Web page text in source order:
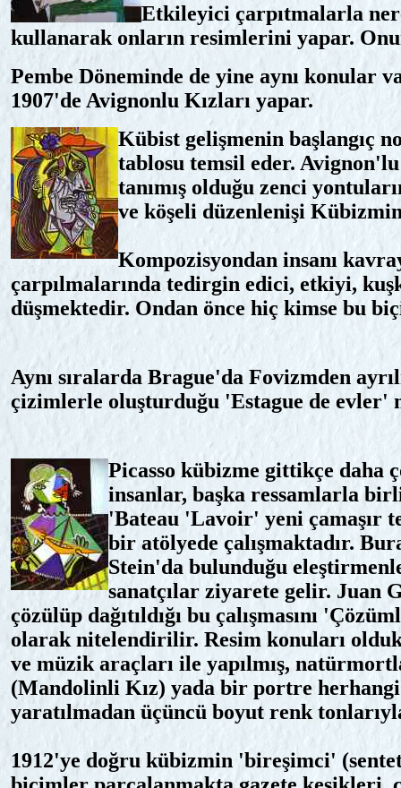
Etkileyici çarpıtmalarla
kullanarak onların resimlerini yapar.
Pembe Döneminde de yine aynı konular
1907'de Avignonlu Kızları yapar.
Kübist gelişmenin başlangıç
tablosu temsil eder.
tanımış olduğu zenci
ve köşeli düzenlenişi
Kompozisyondan insanı
çarpılmalarında tedirgin edici, etkiyi,
düşmektedir. Ondan önce hiç kimse bu
Aynı sıralarda Brague'da Fovizmden
çizimlerle oluşturduğu 'Estague de evler'
Picasso kübizme gittikçe daha
insanlar, başka ressamlarla
'Bateau 'Lavoir' yeni çamaşır
bir atölyede çalışmaktadır.
Stein'da bulunduğu
sanatçılar ziyarete gelir. Juan
çözülüp dağıtıldığı bu çalışmasını
olarak nitelendirilir. Resim konuları
ve müzik araçları ile yapılmış,
(Mandolinli Kız) yada bir portre
yaratılmadan üçüncü boyut renk
1912'ye doğru kübizmin 'bireşimci'